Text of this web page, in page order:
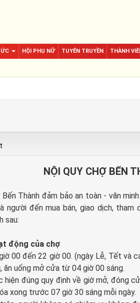
HỘI PHỤ NỮ TUYÊN TRUYỀN THÀNH
NỘI QUY CHỢ BẾN
Thành đảm bảo an toàn - văn
người đến mua bán, giao dịch, tham
sau:
động của chợ
00 đến 22 giờ 00. (ngày Lễ, Tết và
ăn uống mở cửa từ 04 giờ 00 sáng.
đúng quy định về giờ mở, đóng
xong trước 07 giờ 30 sáng mỗi ngày.